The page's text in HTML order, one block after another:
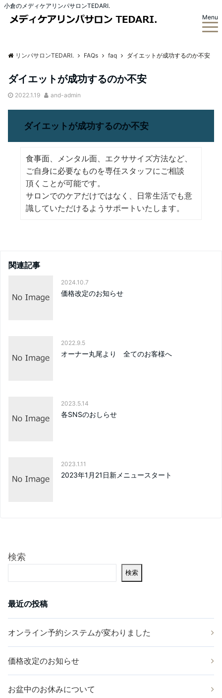
小倉のメディケアリンパサロンTEDARI.
Menu
リンパサロンTEDARI. FAQs faq ダイエットが成功するのか不安
ダイエットが成功するのか不安
2022.1.19 and-admin
ダイエットが成功するのか不安
食事面、メンタル面、エクササイズ方法など、
ご自身に必要なものを専任スタッフにご相談
頂くことが可能です。
サロンでのケアだけではなく、日常生活でも意
識していただけるようサポートいたします。
関連記事
2024.10.7
価格改定のお知らせ
2022.9.5
オーナー丸尾より 全てのお客様へ
2023.5.14
各SNSのおしらせ
2023.1.11
2023年1月21日新メニュースタート
検索
検索
最近の投稿
オンライン予約システムが変わりました
価格改定のお知らせ
お盆中のお休みについて